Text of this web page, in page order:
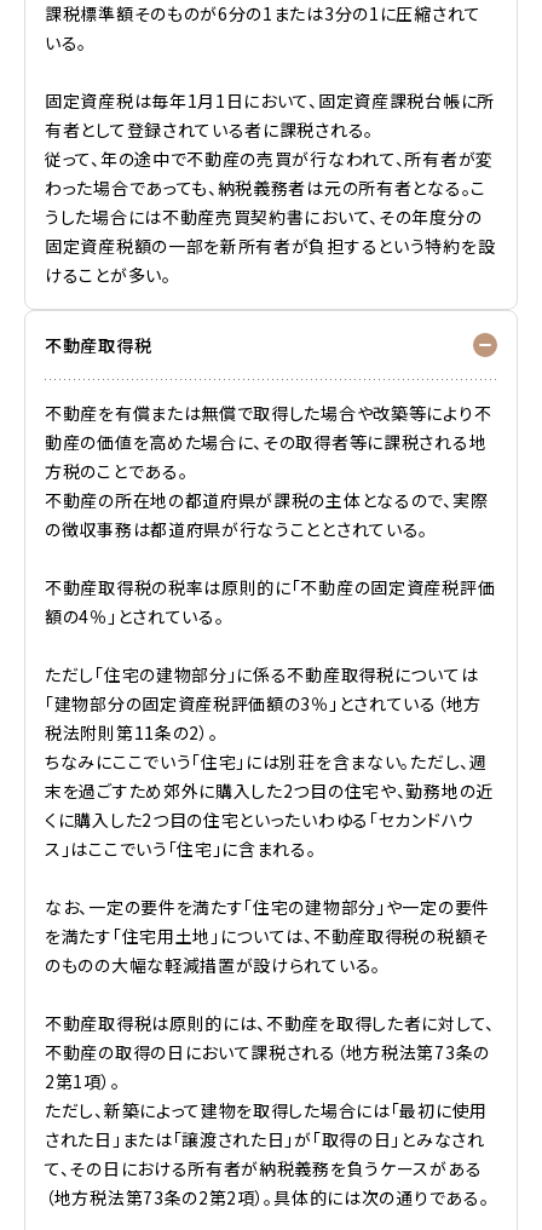
課税標準額そのものが6分の1または3分の1に圧縮されて
いる。
固定資産税は毎年1月1日において、固定資産課税台帳に所
有者として登録されている者に課税される。
従って、年の途中で不動産の売買が行なわれて、所有者が変
わった場合であっても、納税義務者は元の所有者となる。こ
うした場合には不動産売買契約書において、その年度分の
固定資産税額の一部を新所有者が負担するという特約を設
けることが多い。
不動産取得税
不動産を有償または無償で取得した場合や改築等により不
動産の価値を高めた場合に、その取得者等に課税される地
方税のことである。
不動産の所在地の都道府県が課税の主体となるので、実際
の徴収事務は都道府県が行なうこととされている。
不動産取得税の税率は原則的に「不動産の固定資産税評価
額の4％」とされている。
ただし「住宅の建物部分」に係る不動産取得税については
「建物部分の固定資産税評価額の3％」とされている（地方
税法附則第11条の2）。
ちなみにここでいう「住宅」には別荘を含まない。ただし、週
末を過ごすため郊外に購入した2つ目の住宅や、勤務地の近
くに購入した2つ目の住宅といったいわゆる「セカンドハウ
ス」はここでいう「住宅」に含まれる。
なお、一定の要件を満たす「住宅の建物部分」や一定の要件
を満たす「住宅用土地」については、不動産取得税の税額そ
のものの大幅な軽減措置が設けられている。
不動産取得税は原則的には、不動産を取得した者に対して、
不動産の取得の日において課税される（地方税法第73条の
2第1項）。
ただし、新築によって建物を取得した場合には「最初に使用
された日」または「譲渡された日」が「取得の日」とみなされ
て、その日における所有者が納税義務を負うケースがある
（地方税法第73条の2第2項）。具体的には次の通りである。